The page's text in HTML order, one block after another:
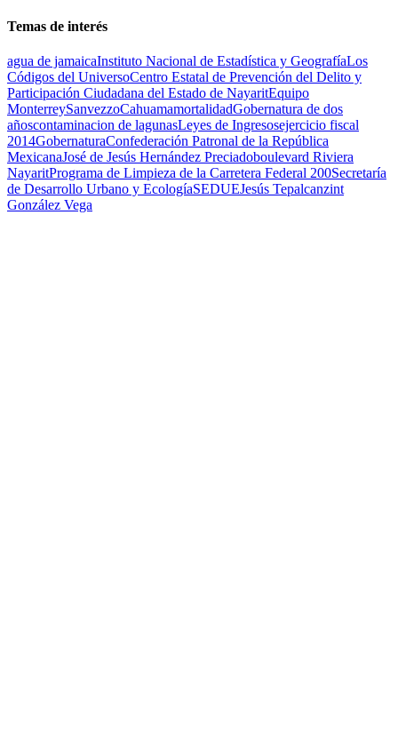
Temas de interés
agua de jamaicaInstituto Nacional de Estadística y GeografíaLos
Códigos del UniversoCentro Estatal de Prevención del Delito y
Participación Ciudadana del Estado de NayaritEquipo
MonterreySanvezzoCahuamamortalidadGobernatura de dos
añoscontaminacion de lagunasLeyes de Ingresosejercicio fiscal
2014GobernaturaConfederación Patronal de la República
MexicanaJosé de Jesús Hernández Preciadoboulevard Riviera
NayaritPrograma de Limpieza de la Carretera Federal 200Secretaría
de Desarrollo Urbano y EcologíaSEDUEJesús Tepalcanzint
González Vega